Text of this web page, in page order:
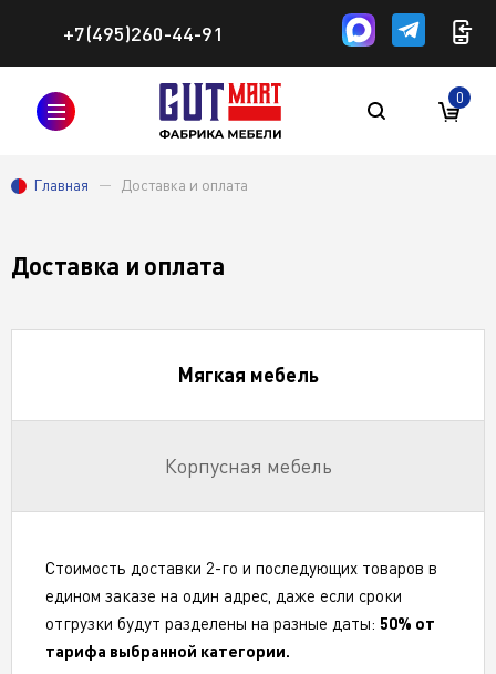
+7(495)260-44-91
0
Главная Доставка и оплата
Доставка и оплата
Мягкая мебель
Корпусная мебель
Стоимость доставки 2-го и последующих товаров в
едином заказе на один адрес, даже если сроки
отгрузки будут разделены на разные даты: 50% от
тарифа выбранной категории.